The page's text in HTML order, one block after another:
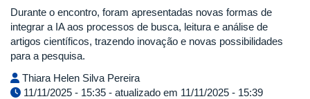
Durante o encontro, foram apresentadas novas formas de
integrar a IA aos processos de busca, leitura e análise de
artigos científicos, trazendo inovação e novas possibilidades
para a pesquisa.
Thiara Helen Silva Pereira
11/11/2025 - 15:35 - atualizado em 11/11/2025 - 15:39